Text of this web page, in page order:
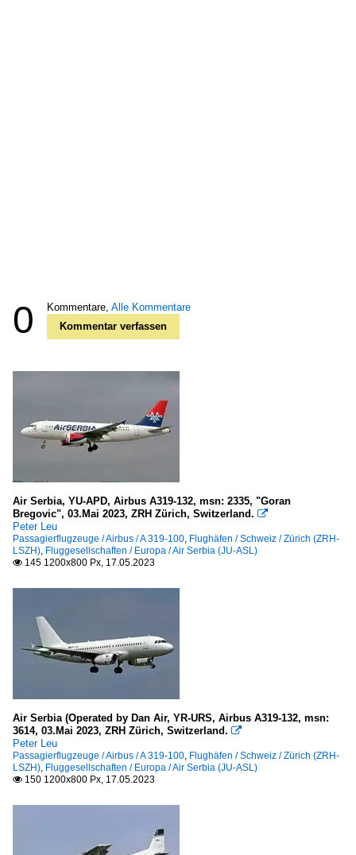
0 Kommentare, Alle Kommentare
Kommentar verfassen
Air Serbia, YU-APD, Airbus A319-132, msn: 2335, "Goran
Bregovic", 03.Mai 2023, ZRH Zürich, Switzerland. 
Peter Leu
Passagierflugzeuge / Airbus / A 319-100, Flughäfen / Schweiz / Zürich (ZRH-
LSZH), Fluggesellschaften / Europa / Air Serbia (JU-ASL)
 145 1200x800 Px, 17.05.2023
Air Serbia (Operated by Dan Air, YR-URS, Airbus A319-132, msn:
3614, 03.Mai 2023, ZRH Zürich, Switzerland. 
Peter Leu
Passagierflugzeuge / Airbus / A 319-100, Flughäfen / Schweiz / Zürich (ZRH-
LSZH), Fluggesellschaften / Europa / Air Serbia (JU-ASL)
 150 1200x800 Px, 17.05.2023